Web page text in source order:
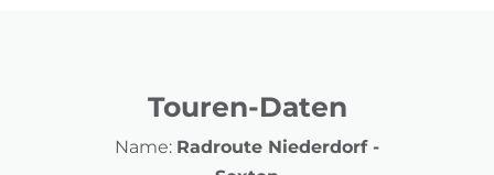
Touren-Daten
Name: Radroute Niederdorf -